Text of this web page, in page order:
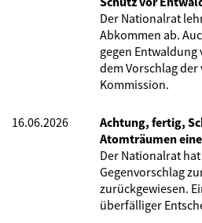
Der Nationalrat
Abkommen ab.
gegen Entwaldung
dem Vorschlag
Kommission.
16.06.2026
Achtung, fertig,
Atomträumen
Der Nationalrat
Gegenvorschlag
zurückgewiesen.
überfälliger